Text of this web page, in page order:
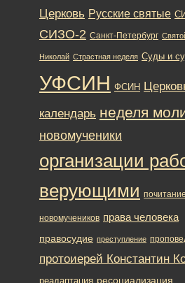
Церковь Русские святые
СИЗО-2 Санкт-Петербург
Николай Страстная неделя Суды и
УФСИН ФСИН
календарь неделя
новомученики
организации
верующими почитание
новомучеников права человека
правосудие преступление
протоиерей Константин
реадаптация ресоциализация